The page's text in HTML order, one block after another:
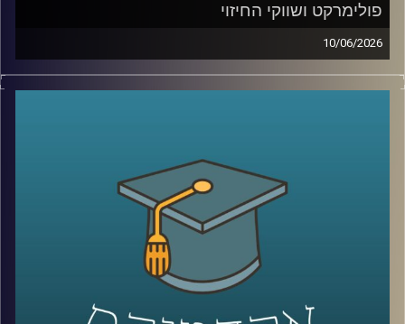
פולימרקט ושווקי החיזוי
10/06/2026
האם ישו יחזור בשנת 2026?
האם תהיה תקיפה באיראן לפני סוף החודש?
והאם האנושות תגלה חיים מחוץ לכדור הארץ?
כל אלה היו הימורים אמיתיים בפלטפורמתPolymarket
כן, אנשים ברחבי העולם שמים כסף אמיתי על העתיד. על
מלחמות, פוליטיקה, דת, אסונות ואפילו סוף העולם.
ובזמן שרובנו צורכים חדשות כדי להבין מה קורה, יש אנשים
שפשוט נכנסים לפולימרקט כדי לראות “מה הסיכויים” ועל